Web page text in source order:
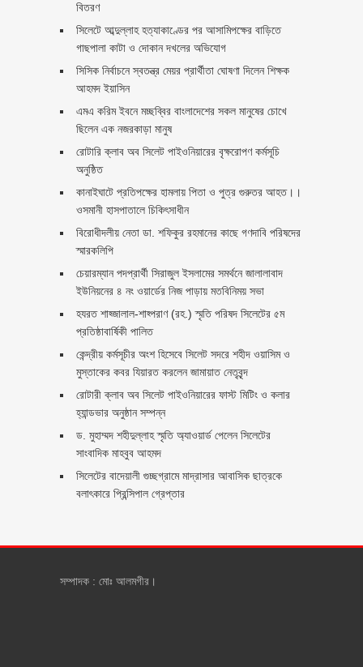
বিতরণ ‎ ‎
সিলেটে আব্দুল্লাহ হত্যাকাণ্ডের পর আসামিপক্ষের বাড়িতে
গাছপালা কাটা ও দোকান দখলের অভিযোগ
সিসিক নির্বাচনে স্বতন্ত্র মেয়র প্রার্থীতা ঘোষণা দিলেন শিক্ষক
আহমদ ইয়াসিন
এমএ করিম ইবনে মচ্ছব্বির বাংলাদেশের সকল মানুষের চোখে
ছিলেন এক নজরকাড়া মানুষ ‎
রোটারি ক্লাব অব সিলেট পাইওনিয়ারের বৃক্ষরোপণ কর্মসূচি
অনুষ্ঠিত
কানাইঘাটে প্রতিপক্ষের হামলায় পিতা ও পুত্র গুরুতর আহত।।
ওসমানী হাসপাতালে চিকিৎসাধীন
বিরোধীদলীয় নেতা ডা. শফিকুর রহমানের কাছে গণদাবি পরিষদের
স্মারকলিপি ‎
চেয়ারম্যান পদপ্রার্থী সিরাজুল ইসলামের সমর্থনে জালালাবাদ
ইউনিয়নের ৪ নং ওয়ার্ডের নিজ পাড়ায় মতবিনিময় সভা
হযরত শাহ্জালাল-শাহ্পরাণ (রহ.) স্মৃতি পরিষদ সিলেটের ৫ম
প্রতিষ্ঠাবার্ষিকী পালিত ‎​
কেন্দ্রীয় কর্মসূচীর অংশ হিসেবে সিলেট সদরে শহীদ ওয়াসিম ও
মুস্তাকের কবর যিয়ারত করলেন জামায়াত নেতৃবৃন্দ ‎
রোটারী ক্লাব অব সিলেট পাইওনিয়ারের ফাস্ট মিটিং ও কলার
হ্যান্ডভার অনুষ্ঠান সম্পন্ন
ড. মুহাম্মদ শহীদুল্লাহ স্মৃতি অ্যাওয়ার্ড পেলেন সিলেটের
সাংবাদিক মাহবুব আহমদ
সিলেটের বাদেয়ালী গুচ্ছগ্রামে মাদ্রাসার আবাসিক ছাত্রকে
বলাৎকারে প্রিন্সিপাল গ্রেপ্তার ‎
সম্পাদক : মোঃ আলমগীর।